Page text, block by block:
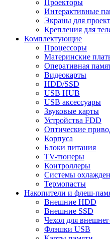
Проекторы
Интерактивные
Экраны для
Крепления для
Комплектующие
Процессоры
Материнские
Оперативная
Видеокарты
HDD/SSD
USB HUB
USB аксессуары
Звуковые карты
Устройства FDD
Оптические
Корпуса
Блоки питания
TV-тюнеры
Контроллеры
Системы
Термопасты
Накопители и флеш-
Внешние HDD
Внешние SSD
Чехол для
Флэшки USB